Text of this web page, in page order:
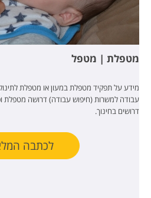
מטפלת | מטפל
מידע על תפקיד מטפלת במעון או מטפלת
עבודה למשרות (חיפוש עבודה) דרושה מטפלת
דרושים בחינוך.
לכתבה